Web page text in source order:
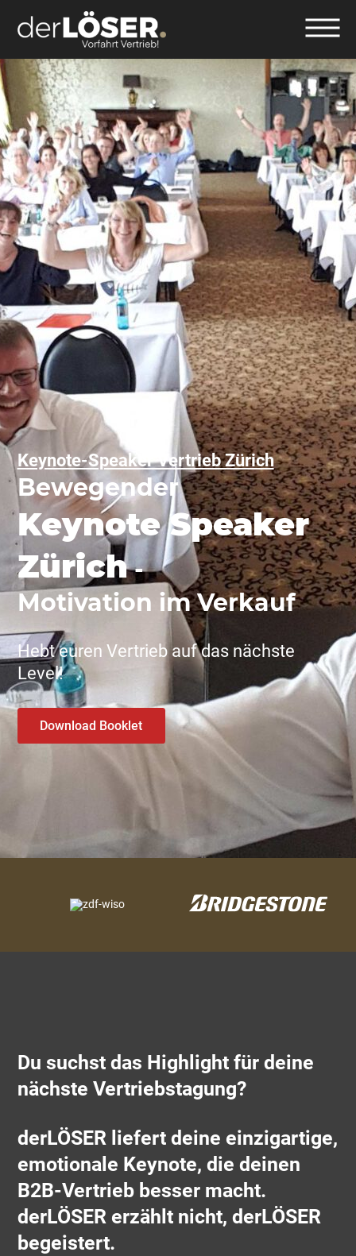
Keynote-Speaker Vertrieb Zürich
Bewegender
Keynote Speaker
Zürich-
Motivation im Verkauf
Hebt euren Vertrieb auf das nächste
Level!
Download Booklet
Du suchst das Highlight für deine
nächste Vertriebstagung?
derLÖSER liefert deine einzigartige,
emotionale Keynote, die deinen
B2B-Vertrieb besser macht.
derLÖSER erzählt nicht, derLÖSER
begeistert.